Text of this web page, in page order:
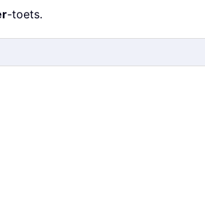
-toets.